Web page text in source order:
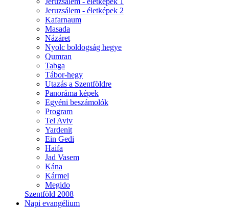
Jeruzsálem - életképek 2
Kafarnaum
Masada
Názáret
Nyolc boldogság hegye
Qumran
Tabga
Tábor-hegy
Utazás a Szentföldre
Panoráma képek
Egyéni beszámolók
Program
Tel Aviv
Yardenit
Ein Gedi
Haifa
Jad Vasem
Kána
Kármel
Megido
Szentföld 2008
Napi evangélium